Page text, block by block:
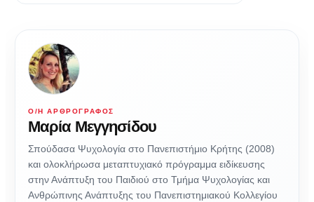
Ο/Η ΑΡΘΡΟΓΡΆΦΟΣ
Μαρία Μεγγησίδου
Σπούδασα Ψυχολογία στο Πανεπιστήμιο Κρήτης (2008)
και ολοκλήρωσα μεταπτυχιακό πρόγραμμα ειδίκευσης
στην Ανάπτυξη του Παιδιού στο Τμήμα Ψυχολογίας και
Ανθρώπινης Ανάπτυξης του Πανεπιστημιακού Κολλεγίου